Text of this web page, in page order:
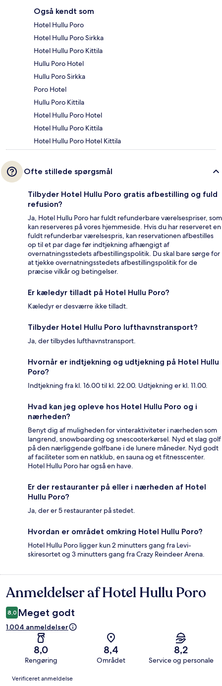
Også kendt som
Hotel Hullu Poro
Hotel Hullu Poro Sirkka
Hotel Hullu Poro Kittila
Hullu Poro Hotel
Hullu Poro Sirkka
Poro Hotel
Hullu Poro Kittila
Hotel Hullu Poro Hotel
Hotel Hullu Poro Kittila
Hotel Hullu Poro Hotel Kittila
Ofte stillede spørgsmål
Tilbyder Hotel Hullu Poro gratis afbestilling og fuld
refusion?
Ja, Hotel Hullu Poro har fuldt refunderbare værelsespriser, som
kan reserveres på vores hjemmeside. Hvis du har reserveret en
fuldt refunderbar værelsespris, kan reservationen afbestilles
op til et par dage før indtjekning afhængigt af
overnatningsstedets afbestillingspolitik. Du skal bare sørge for
at tjekke overnatningsstedets afbestillingspolitik for de
præcise vilkår og betingelser.
Er kæledyr tilladt på Hotel Hullu Poro?
Kæledyr er desværre ikke tilladt.
Tilbyder Hotel Hullu Poro lufthavnstransport?
Ja, der tilbydes lufthavnstransport.
Hvornår er indtjekning og udtjekning på Hotel Hullu
Poro?
Indtjekning fra kl. 16.00 til kl. 22.00. Udtjekning er kl. 11.00.
Hvad kan jeg opleve hos Hotel Hullu Poro og i
nærheden?
Benyt dig af muligheden for vinteraktiviteter i nærheden som
langrend, snowboarding og snescooterkørsel. Nyd et slag golf
på den nærliggende golfbane i de lunere måneder. Nyd godt
af faciliteter som en natklub, en sauna og et fitnesscenter.
Hotel Hullu Poro har også en have.
Er der restauranter på eller i nærheden af Hotel
Hullu Poro?
Ja, der er 5 restauranter på stedet.
Hvordan er området omkring Hotel Hullu Poro?
Hotel Hullu Poro ligger kun 2 minutters gang fra Levi-
skiresortet og 3 minutters gang fra Crazy Reindeer Arena.
Anmeldelser
Anmeldelser af Hotel Hullu Poro
8,0 Meget godt
1.004 anmeldelser
8,0
Rengøring
8,4
Området
8,2
Service og personale
Anmeldelser
Verificeret anmeldelse